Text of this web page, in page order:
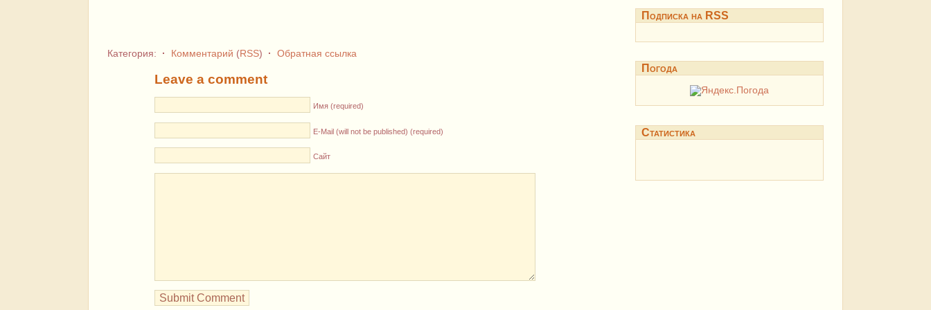
Категория: · Комментарий (RSS) ·Обратная ссылка
Leave a comment
Имя (required)
E-Mail (will not be published) (required)
Сайт
Подписка на RSS
Погода
Статистика